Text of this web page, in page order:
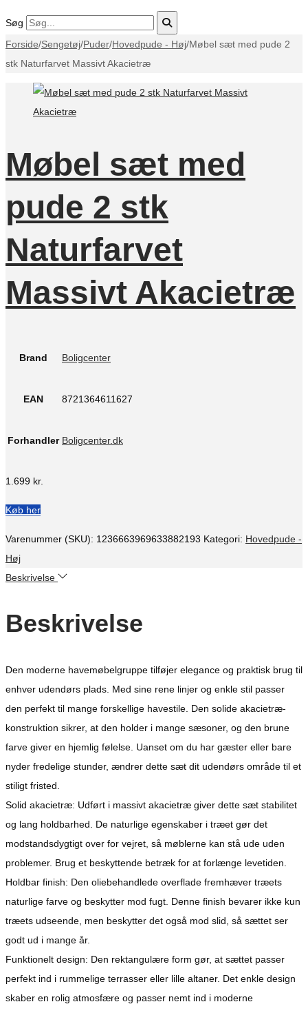
Søg
Forside/Sengetøj/Puder/Hovedpude - Høj/Møbel sæt med pude 2
stk Naturfarvet Massivt Akacietræ
Møbel sæt med
pude 2 stk
Naturfarvet
Massivt Akacietræ
Brand Boligcenter
EAN 8721364611627
Forhandler Boligcenter.dk
1.699 kr.
Køb her
Varenummer (SKU): 1236663969633882193 Kategori: Hovedpude -
Høj
Beskrivelse
Beskrivelse
Den moderne havemøbelgruppe tilføjer elegance og praktisk brug til
enhver udendørs plads. Med sine rene linjer og enkle stil passer
den perfekt til mange forskellige havestile. Den solide akacietræ-
konstruktion sikrer, at den holder i mange sæsoner, og den brune
farve giver en hjemlig følelse. Uanset om du har gæster eller bare
nyder fredelige stunder, ændrer dette sæt dit udendørs område til et
stiligt fristed.
Solid akacietræ: Udført i massivt akacietræ giver dette sæt stabilitet
og lang holdbarhed. De naturlige egenskaber i træet gør det
modstandsdygtigt over for vejret, så møblerne kan stå ude uden
problemer. Brug et beskyttende betræk for at forlænge levetiden.
Holdbar finish: Den oliebehandlede overflade fremhæver træets
naturlige farve og beskytter mod fugt. Denne finish bevarer ikke kun
træets udseende, men beskytter det også mod slid, så sættet ser
godt ud i mange år.
Funktionelt design: Den rektangulære form gør, at sættet passer
perfekt ind i rummelige terrasser eller lille altaner. Det enkle design
skaber en rolig atmosfære og passer nemt ind i moderne